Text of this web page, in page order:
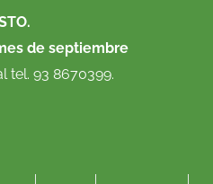
de septiembre
tel. 93 8670399.